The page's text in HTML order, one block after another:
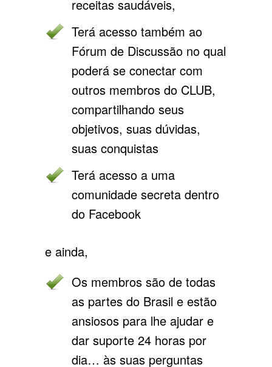
receitas saudáveis,
Terá acesso também ao
Fórum de Discussão no qual
poderá se conectar com
outros membros do CLUB,
compartilhando seus
objetivos, suas dúvidas,
suas conquistas
Terá acesso a uma
comunidade secreta dentro
do Facebook
e ainda,
Os membros são de todas
as partes do Brasil e estão
ansiosos para lhe ajudar e
dar suporte 24 horas por
dia… às suas perguntas